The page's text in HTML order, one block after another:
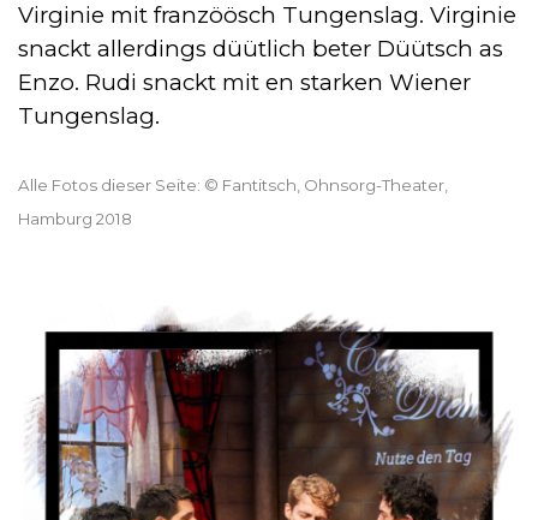
Virginie mit franzöösch Tungenslag. Virginie
snackt allerdings düütlich beter Düütsch as
Enzo. Rudi snackt mit en starken Wiener
Tungenslag.
Alle Fotos dieser Seite: © Fantitsch , Ohnsorg-Theater,
Hamburg 2018